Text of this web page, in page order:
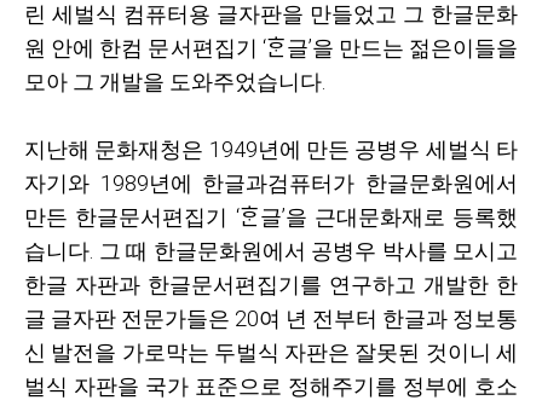
린 세벌식 컴퓨터용 글자판을 만들었고 그 한글문화
원 안에 한컴 문서편집기 ‘ᄒᆞᆫ글’을 만드는 젊은이들을
모아 그 개발을 도와주었습니다
지난해 문화재청은 1949년에 만든 공병우 세벌식 타
자기와 1989년에 한글과검퓨터가 한글문화원에서
만든 한글문서편집기 ‘ᄒᆞᆫ글’을 근대문화재로 등록했
습니다 그 때 한글문화원에서 공병우 박사를 모시고
한글 자판과 한글문서편집기를 연구하고 개발한 한
글 글자판 전문가들은 20여 년 전부터 한글과 정보통
신 발전을 가로막는 두벌식 자판은 잘못된 것이니 세
벌식 자판을 국가 표준으로 정해주기를 정부에 호소